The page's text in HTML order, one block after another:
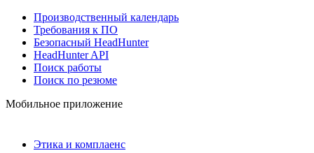
Производственный календарь
Требования к ПО
Безопасный HeadHunter
HeadHunter API
Поиск работы
Поиск по резюме
Мобильное приложение
Этика и комплаенс